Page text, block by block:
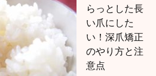
らっとした長
い爪にした
い！深爪矯正
のやり方と注
意点